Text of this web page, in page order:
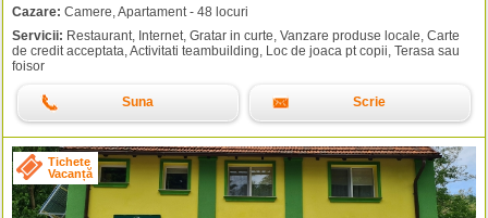
Cazare: Camere, Apartament - 48 locuri
Servicii: Restaurant, Internet, Gratar in curte, Vanzare produse locale, Carte
de credit acceptata, Activitati teambuilding, Loc de joaca pt copii, Terasa sau
foisor
Suna Scrie
Tichete
Vacanță